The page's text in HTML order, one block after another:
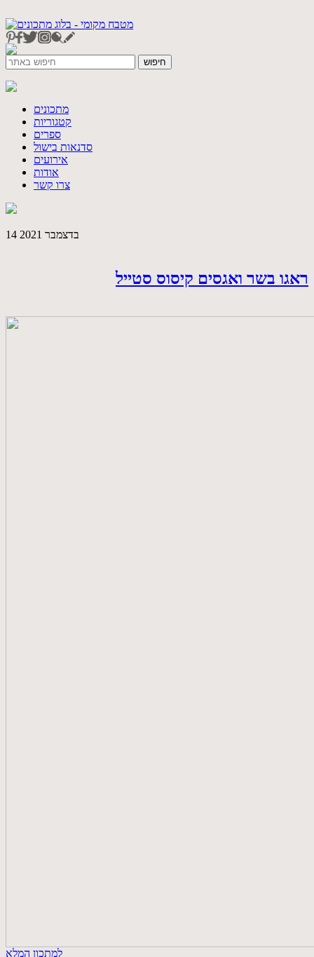
מתכונים
קטגוריות
ספרים
סדנאות בישול
אירועים
אודות
צרו קשר
14 בדצמבר 2021
ראגו בשר ואגסים קיסוס סטייל
למתכון המלא